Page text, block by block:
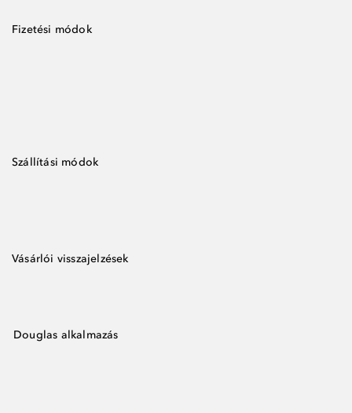
Fizetési módok
Szállítási módok
Vásárlói visszajelzések
Douglas alkalmazás